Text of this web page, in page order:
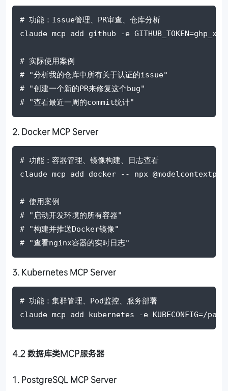
# 功能：Issue管理、PR审查、仓库分析
claude mcp add github
-e GITHUB_TOKEN=
# 实际使用案例
# "分析我的仓库中所有关于认证的issue"
# "创建一个新的PR来修复这个bug"
# "查看最近一周的commit统计"
2. Docker MCP Server
# 功能：容器管理、镜像构建、日志查看
claude mcp add docker
-- npx
# 使用案例
# "启动开发环境的所有容器"
# "构建并推送Docker镜像"
# "查看nginx容器的实时日志"
3. Kubernetes MCP Server
# 功能：集群管理、Pod监控、服务部署
claude mcp add kubernetes
-e KUBECONFIG=/
4.2 数据库类MCP服务器
1. PostgreSQL MCP Server